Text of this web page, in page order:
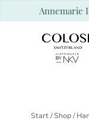
Annemarie
Start/Shop/